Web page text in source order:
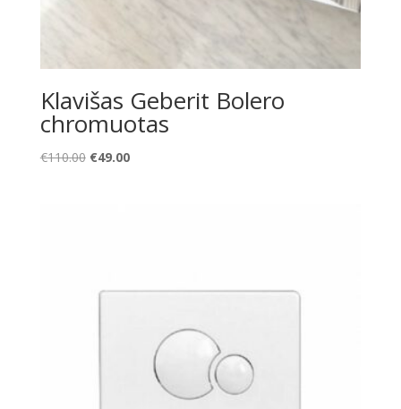
Klavišas Geberit Bolero
chromuotas
€110.00 Original
€49.00Current